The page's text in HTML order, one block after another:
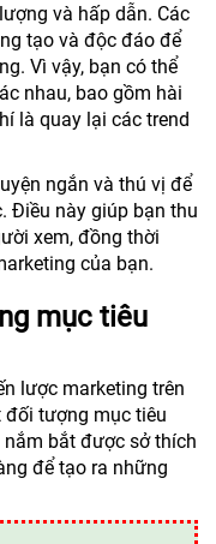
và hấp dẫn. Các
tạo và độc đáo để
Vì vậy, bạn có thể
nhau, bao gồm hài
là quay lại các trend
ngắn và thú vị để
Điều này giúp bạn thu
xem, đồng thời
của bạn.
mục tiêu
lược marketing trên
đối tượng mục tiêu
bắt được sở thích
để tạo ra những